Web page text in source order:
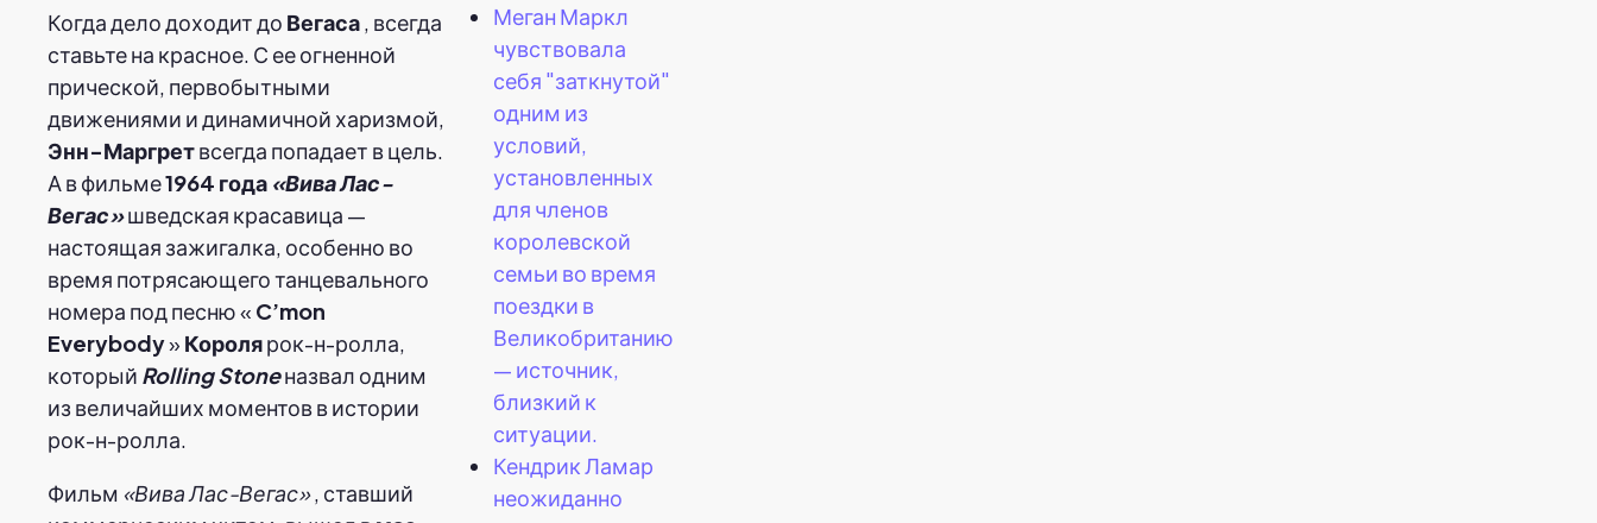
Когда дело доходит до Вегаса, всегда
ставьте на красное. С ее огненной
прической, первобытными
движениями и динамичной харизмой,
Энн-Маргретвсегда попадает в цель.
А в фильме1964 года «Вива Лас-
Вегас»шведская красавица —
настоящая зажигалка, особенно во
время потрясающего танцевального
номера под песню « C’mon
Everybody» Королярок-н-ролла,
который Rolling Stoneназвал одним
из величайших моментов в истории
рок-н-ролла.
Фильм «Вива Лас-Вегас», ставший
Меган Маркл
чувствовала
себя "заткнутой"
одним из
условий,
установленных
для членов
королевской
семьи во время
поездки в
Великобританию
— источник,
близкий к
ситуации.
Кендрик Ламар
неожиданно